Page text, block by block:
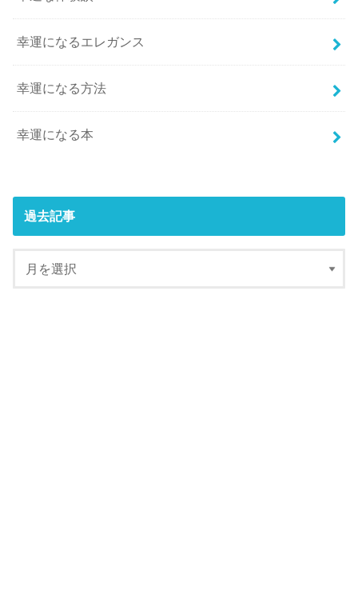
幸運になるエレガンス
幸運になる方法
幸運になる本
過去記事